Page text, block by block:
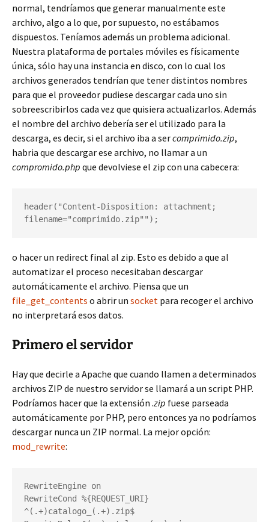
normal, tendríamos que generar manualmente este
archivo, algo a lo que, por supuesto, no estábamos
dispuestos. Teníamos además un problema adicional.
Nuestra plataforma de portales móviles es físicamente
única, sólo hay una instancia en disco, con lo cual los
archivos generados tendrían que tener distintos nombres
para que el proveedor pudiese descargar cada uno sin
sobreescribirlos cada vez que quisiera actualizarlos. Además
el nombre del archivo debería ser el utilizado para la
descarga, es decir, si el archivo iba a sercomprimido.zip,
habria que descargar ese archivo, no llamar a un
compromido.php que devolviese el zip con una cabecera:
header("Content-Disposition: attachment;
filename="comprimido.zip"");
o hacer un redirect final al zip. Esto es debido a que al
automatizar el proceso necesitaban descargar
automáticamente el archivo. Piensa que un
file_get_contents o abrir un socket para recoger el archivo
no interpretará esos datos.
Primero el servidor
Hay que decirle a Apache que cuando llamen a determinados
archivos ZIP de nuestro servidor se llamará a un script PHP.
Podríamos hacer que la extensión .zip fuese parseada
automáticamente por PHP, pero entonces ya no podríamos
descargar nunca un ZIP normal. La mejor opción:
mod_rewrite:
RewriteEngine on
RewriteCond %{REQUEST_URI}
^(.+)catalogo_(.+).zip$